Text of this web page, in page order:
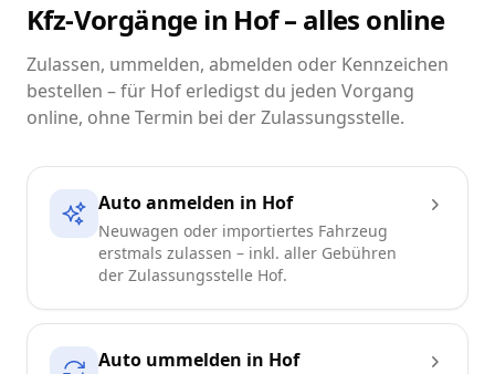
Kfz-Vorgänge in Hof – alles online
Zulassen, ummelden, abmelden oder Kennzeichen
bestellen – für Hof erledigst du jeden Vorgang
online, ohne Termin bei der Zulassungsstelle.
Auto anmelden in Hof
Neuwagen oder importiertes Fahrzeug
erstmals zulassen – inkl. aller Gebühren
der Zulassungsstelle Hof.
Auto ummelden in Hof